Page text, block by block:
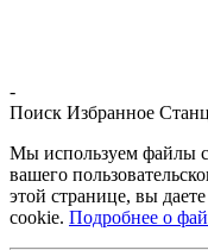
-
Поиск Избранное
Мы используем файлы
вашего
этой странице, вы
cookie. Подробнее о